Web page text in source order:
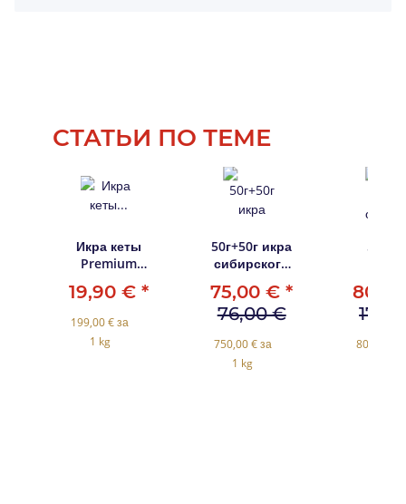
СТАТЬИ ПО ТЕМЕ
Икра кеты
Premium
Gold 100г в
стеклянной
банке
19,90 €*
199,00 € за
1 kg
50г+50г икра
сибирского
Zarendom
75,00 €*
76,00 €
750,00 € за
1 kg
50г +
Amur
805,00 €